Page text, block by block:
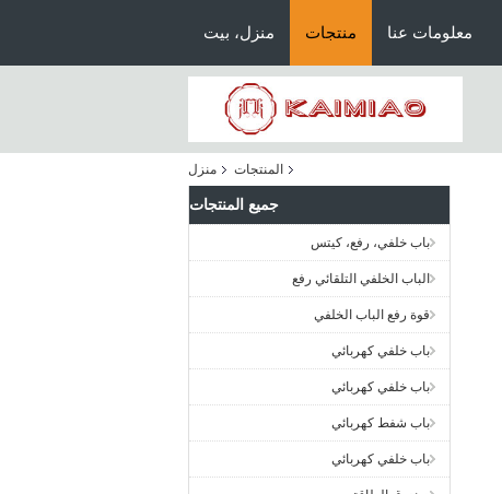
منزل، بيت منتجات معلومات عنا
منزل المنتجات
جميع المنتجات
باب خلفي، رفع، كيتس
الباب الخلفي التلقائي رفع
قوة رفع الباب الخلفي
باب خلفي كهربائي
باب خلفي كهربائي
باب شفط كهربائي
باب خلفي كهربائي